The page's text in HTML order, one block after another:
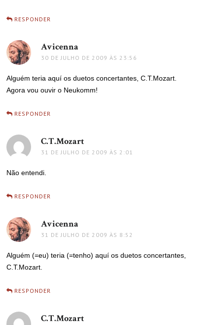
RESPONDER
Avicenna
30 DE JULHO DE 2009 ÀS 23:56
Alguém teria aquí os duetos concertantes, C.T.Mozart.
Agora vou ouvir o Neukomm!
RESPONDER
C.T.Mozart
31 DE JULHO DE 2009 ÀS 2:01
Não entendi.
RESPONDER
Avicenna
31 DE JULHO DE 2009 ÀS 8:52
Alguém (=eu) teria (=tenho) aquí os duetos concertantes,
C.T.Mozart.
RESPONDER
C.T.Mozart